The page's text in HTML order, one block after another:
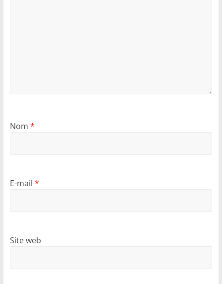
Nom *
E-mail *
Site web